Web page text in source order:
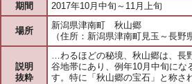
期間 2017年10月中旬～11月上旬
場所
新潟県津南町 秋山郷
（住所：新潟県津南町見玉～長野
説明
抜粋
…わるほどの秘境、秋山郷は、長
谷地帯にあり、例年10月中旬にな
す。特に「秋山郷の宝石」と称さ